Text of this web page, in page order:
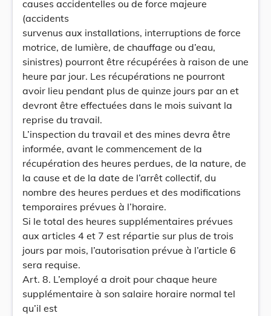
causes accidentelles ou de force majeure
(accidents
survenus aux installations, interruptions de force
motrice, de lumière, de chauffage ou d’eau,
sinistres) pourront être récupérées à raison de une
heure par jour. Les récupérations ne pourront
avoir lieu pendant plus de quinze jours par an et
devront être effectuées dans le mois suivant la
reprise du travail.
L’inspection du travail et des mines devra être
informée, avant le commencement de la
récupération des heures perdues, de la nature, de
la cause et de la date de l’arrêt collectif, du
nombre des heures perdues et des modifications
temporaires prévues à l’horaire.
Si le total des heures supplémentaires prévues
aux articles 4 et 7 est répartie sur plus de trois
jours par mois, l’autorisation prévue à l’article 6
sera requise.
Art. 8. L’employé a droit pour chaque heure
supplémentaire à son salaire horaire normal tel
qu’il est